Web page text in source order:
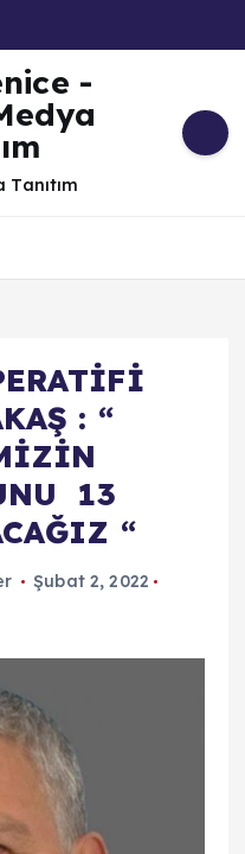
: “
13
“
Şubat 2, 2022